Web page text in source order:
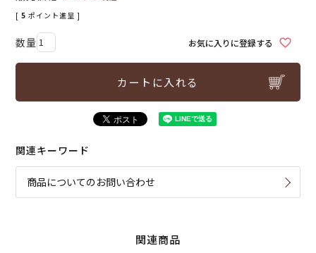
[ 5 ポイント進呈 ]
お気に入りに登録する
カートに入れる
関連キーワード
商品についてのお問い合わせ
関連商品